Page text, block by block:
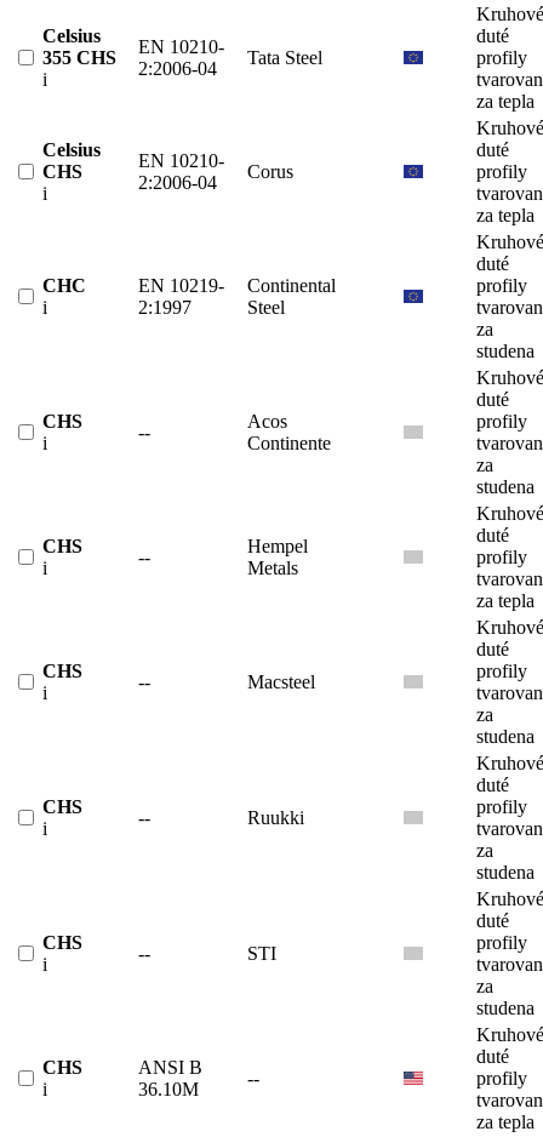
Celsius
355 CHS
i
EN 10210-
2:2006-04
Tata Steel
Kruhové
duté
profily
za tepla
Celsius
CHS
i
EN 10210-
2:2006-04
Corus
Kruhové
duté
profily
za tepla
CHC
i
EN 10219-
2:1997
Continental
Steel
Kruhové
duté
profily
za
studena
CHS
i
--
Acos
Continente
Kruhové
duté
profily
za
studena
CHS
i
--
Hempel
Metals
Kruhové
duté
profily
za tepla
CHS
i
-- Macsteel
Kruhové
duté
profily
za
studena
CHS
i
-- Ruukki
Kruhové
duté
profily
za
studena
CHS
i
-- STI
Kruhové
duté
profily
za
studena
CHS
i
ANSI B
36.10M
--
Kruhové
duté
profily
za tepla